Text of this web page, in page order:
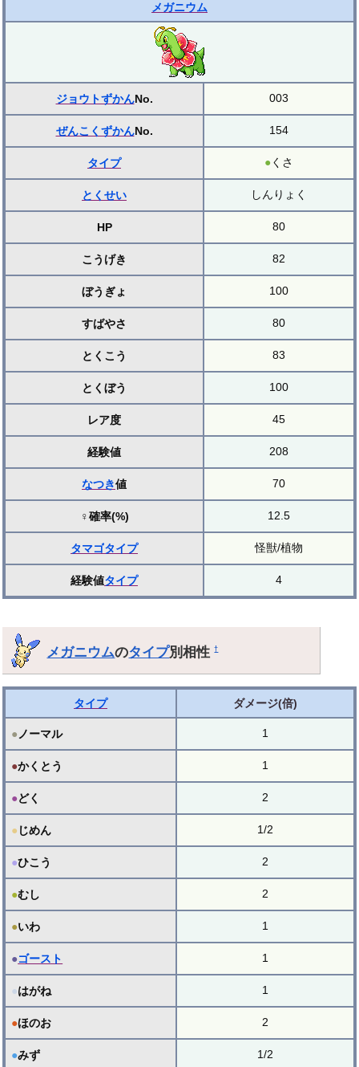
メガニウム
ジョウトずかんNo. 003
ぜんこくずかんNo. 154
タイプ ●くさ
とくせい しんりょく
HP 80
こうげき 82
ぼうぎょ 100
すばやさ 80
とくこう 83
とくぼう 100
レア度 45
経験値 208
なつき値 70
♀確率(%) 12.5
タマゴタイプ 怪獣/植物
経験値タイプ 4
メガニウムのタイプ別相性†
タイプ ダメージ(倍)
● ノーマル 1
●かくとう 1
●どく 2
● じめん 1/2
●ひこう 2
●むし 2
●いわ 1
●ゴースト 1
●はがね 1
●ほのお 2
●みず 1/2